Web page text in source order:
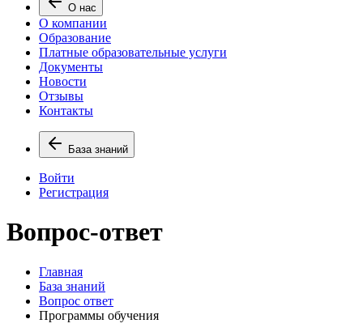
О нас
О компании
Образование
Платные образовательные услуги
Документы
Новости
Отзывы
Контакты
База знаний
Войти
Регистрация
Вопрос-ответ
Главная
База знаний
Вопрос ответ
Программы обучения